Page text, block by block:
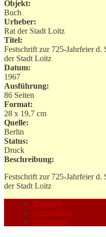
Objekt:
Buch
Urheber:
Rat der Stadt Loitz
Titel:
Festschrift zur 725-Jahrfeier
der Stadt Loitz
Datum:
1967
Ausführung:
86 Seiten
Format:
28 x 19,7 cm
Quelle:
Berlin
Status:
Druck
Beschreibung:
Festschrift zur 725-Jahrfeier
der Stadt Loitz
Startseite
Datenschutz
Impressum